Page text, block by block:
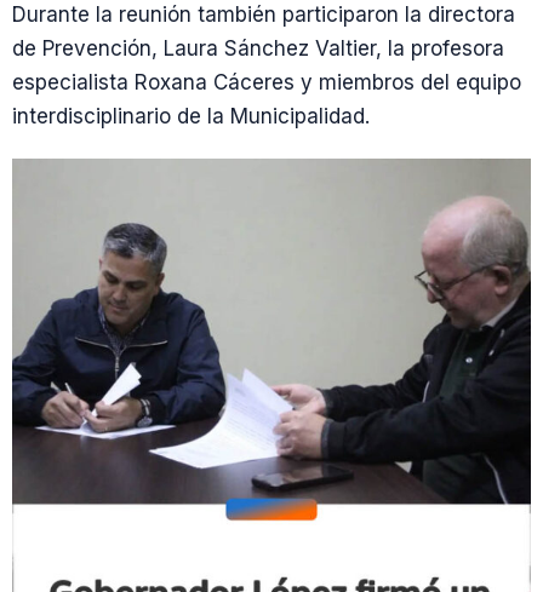
Durante la reunión también participaron la directora
de Prevención, Laura Sánchez Valtier, la profesora
especialista Roxana Cáceres y miembros del equipo
interdisciplinario de la Municipalidad.